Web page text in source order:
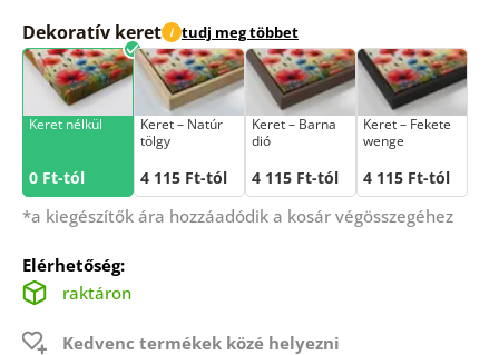
Dekoratív keret i tudj meg többet
Keret nélkül
0 Ft-tól
Keret – Natúr
tölgy
4 115 Ft-tól
Keret – Barna
dió
4 115 Ft-tól
Keret – Fekete
wenge
4 115 Ft-tól
*a kiegészítők ára hozzáadódik a kosár végösszegéhez
Elérhetőség:
raktáron
Kedvenc termékek közé helyezni